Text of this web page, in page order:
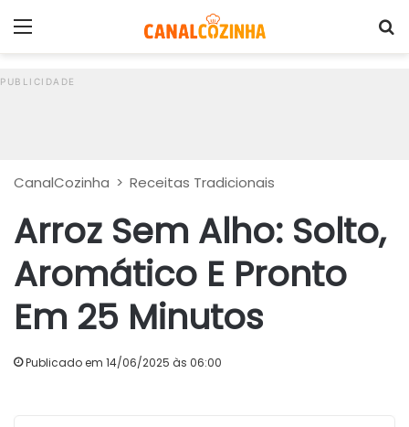
Menu
CanalCozinha > Receitas Tradicionais
Arroz Sem Alho: Solto,
Aromático E Pronto
Em 25 Minutos
Publicado em 14/06/2025 às 06:00